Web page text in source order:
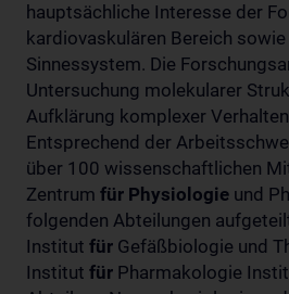
hauptsächliche Interesse der
kardiovaskulären Bereich sowie
Sinnessystem. Die
Untersuchung molekularer
Aufklärung komplexer
Entsprechend der
über 100 wissenschaftlichen
Zentrum für Physiologie und
folgenden Abteilungen
Institut für Gefäßbiologie und
Institut für Pharmakologie